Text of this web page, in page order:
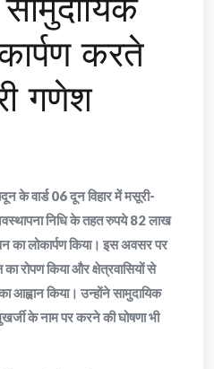
करते
गणेश
के वार्ड 06 दून विहार में मसूरी-
निधि के तहत रुपये 82 लाख
का लोकार्पण किया। इस अवसर पर
रोपण किया और क्षेत्रवासियों से
आह्वान किया। उन्होंने सामुदायिक
के नाम पर करने की घोषणा भी